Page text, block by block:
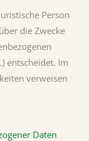
Person
die Zwecke
entscheidet. Im
verweisen
Daten